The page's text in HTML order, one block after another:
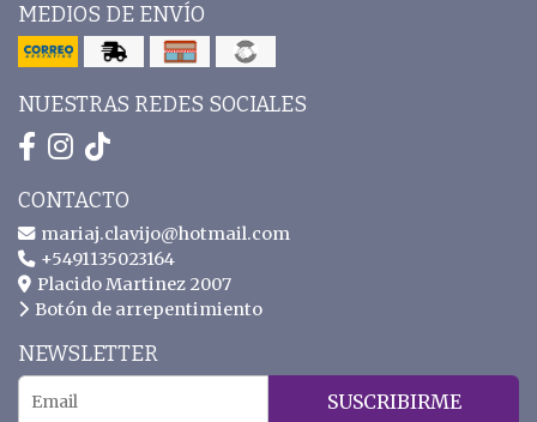
MEDIOS DE ENVÍO
NUESTRAS REDES SOCIALES
CONTACTO
mariaj.clavijo@hotmail.com
+5491135023164
Placido Martinez 2007
Botón de arrepentimiento
NEWSLETTER
SUSCRIBIRME